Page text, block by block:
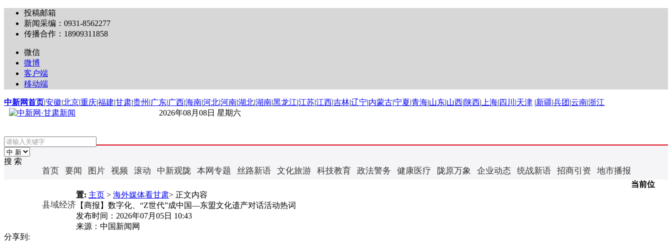
投稿邮箱
新闻采编：0931-8562277
传播合作：18909311858
微信
微博
客户端
移动端
中新网首页|安徽|北京|重庆|福建|甘肃|贵州 |广东|广西|海南|河北|河南|湖北|湖南|黑龙江|江苏|江西|吉林|辽宁|内蒙古|宁夏|青海|山东|山西|陕西| 上海| 四川 |天津 |新疆|兵团 |云南|浙江
2026年08月08日 星期六
搜 索
首页 要闻 图片 视频 滚动 中新观陇 本网专题 丝路新语 文化旅游 科技教育 政法警务 健康医疗 陇原万象 企业动态 统战新语 招商引资 地市播报
县域经济
当前位
置: 主页 > 海外媒体看甘肃> 正文内容
【商报】数字化、“Z世代”成中国—东盟文化遗产对话活动热词
发布时间： 2026年07月05日 10:43
来源： 中国新闻网
分享到: